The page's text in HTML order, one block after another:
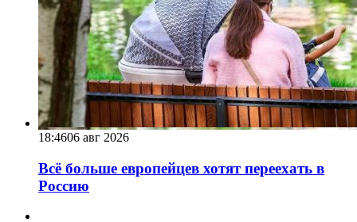
18:4606 авг 2026
Всё больше европейцев хотят переехать в
Россию